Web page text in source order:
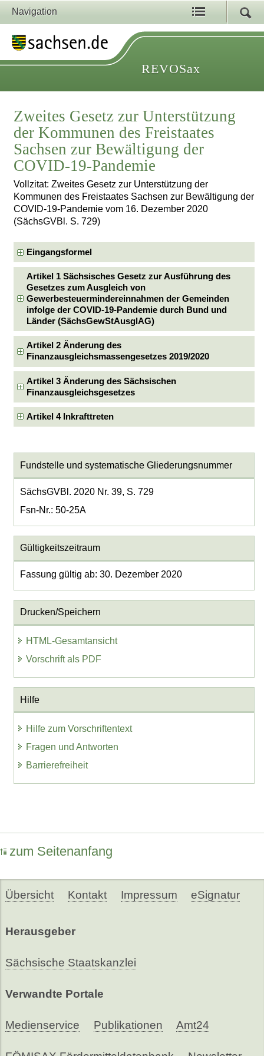
Navigation
REVOSax
Zweites Gesetz zur Unterstützung
der Kommunen des Freistaates
Sachsen zur Bewältigung der
COVID-19-Pandemie
Vollzitat: Zweites Gesetz zur Unterstützung der
Kommunen des Freistaates Sachsen zur Bewältigung der
COVID-19-Pandemie vom 16. Dezember 2020
(SächsGVBl. S. 729)
Eingangsformel
Artikel 1 Sächsisches Gesetz zur Ausführung des
Gesetzes zum Ausgleich von
Gewerbesteuermindereinnahmen der Gemeinden
infolge der COVID-19-Pandemie durch Bund und
Länder (SächsGewStAusglAG)
Artikel 2 Änderung des
Finanzausgleichsmassengesetzes 2019/2020
Artikel 3 Änderung des Sächsischen
Finanzausgleichsgesetzes
Artikel 4 Inkrafttreten
Fundstelle und systematische Gliederungsnummer
SächsGVBl. 2020 Nr. 39, S. 729
Fsn-Nr.: 50-25A
Gültigkeitszeitraum
Fassung gültig ab: 30. Dezember 2020
Drucken/Speichern
HTML-Gesamtansicht
Vorschrift als PDF
Hilfe
Hilfe zum Vorschriftentext
Fragen und Antworten
Barrierefreiheit
zum Seitenanfang
Übersicht Kontakt Impressum eSignatur
Herausgeber
Sächsische Staatskanzlei
Verwandte Portale
Medienservice Publikationen Amt24